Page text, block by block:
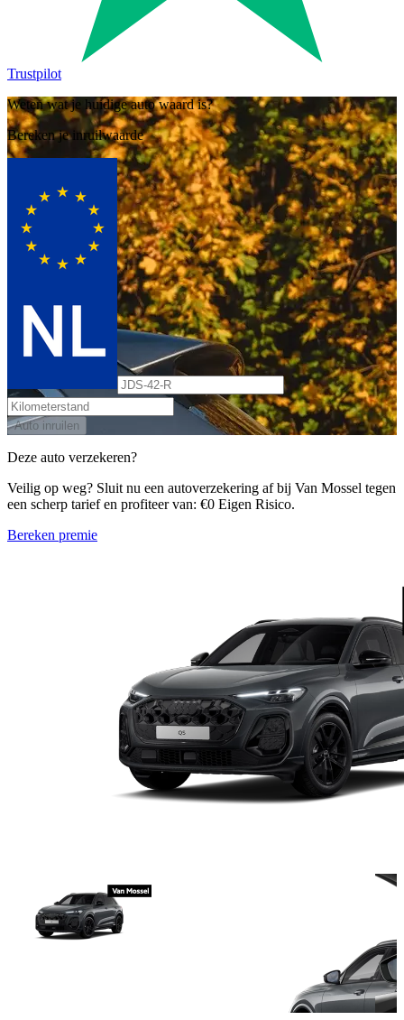
Trustpilot
Weten wat je huidige auto waard is?
Bereken je inruilwaarde
Auto inruilen
Deze auto verzekeren?
Veilig op weg? Sluit nu een autoverzekering af bij Van Mossel tegen
een scherp tarief en profiteer van: €0 Eigen Risico.
Bereken premie